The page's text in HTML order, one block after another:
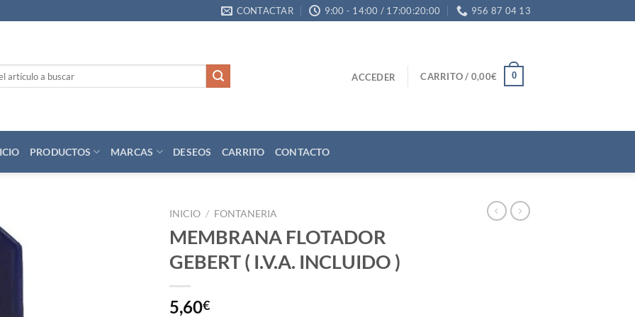
CONTACTAR 9:00 - 14:00 / 17:00:20:00 956 87 04 13
ACCEDER CARRITO / 0,00€ 0
PRODUCTOS MARCAS DESEOS CARRITO CONTACTO
INICIO / FONTANERIA
MEMBRANA FLOTADOR
GEBERT ( I.V.A. INCLUIDO )
5,60€